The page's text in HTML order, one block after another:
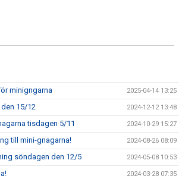
minigngarna 2025-04-14 13:25
15/12 2024-12-12 13:48
tisdagen 5/11 2024-10-29 15:27
till mini-gnagarna! 2024-08-26 08:09
söndagen den 12/5 2024-05-08 10:53
2024-03-28 07:35